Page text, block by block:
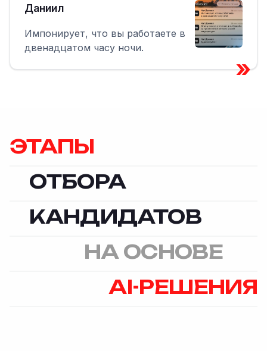
Даниил
Импонирует, что вы работаете в
двенадцатом часу ночи.
»
ЭТАПЫ
ОТБОРА
КАНДИДАТОВ
НА ОСНОВЕ
AI-РЕШЕНИЯ